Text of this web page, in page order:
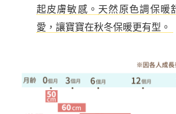
起皮膚敏感。 天然原色調保暖
愛，讓寶寶在秋冬保暖更有型。